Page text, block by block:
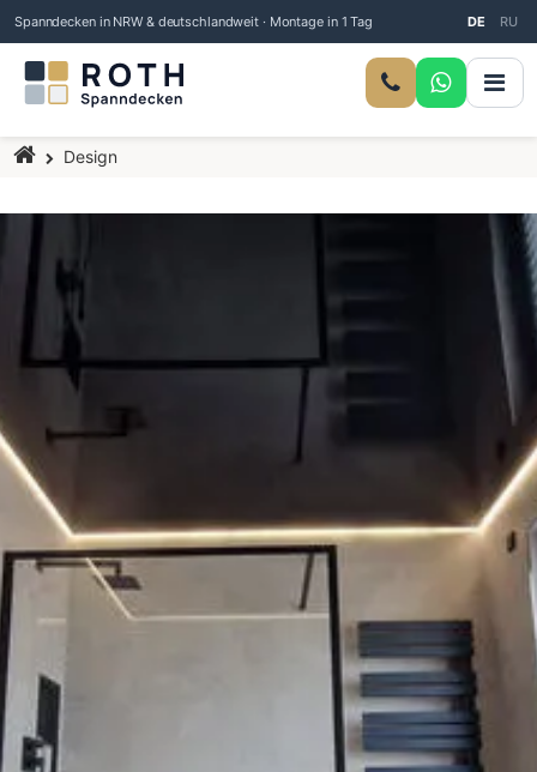
Spanndecken in NRW & deutschlandweit · Montage in 1 Tag DE RU
Startseite
Design